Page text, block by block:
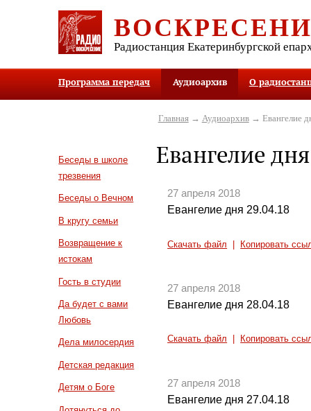
Радиостанция Екатеринбургской
Программа передач Аудиоархив О
Беседы в школе
трезвения
Беседы о Вечном
В кругу семьи
Возвращение к
истокам
Гость в студии
Да будет с вами
Любовь
Дела милосердия
Детская редакция
Детям о Боге
Главная→ Аудиоархив→ Евангелие
Евангелие дня
27 апреля 2018
Евангелие дня 29.04.18
Скачать файл Копировать
27 апреля 2018
Евангелие дня 28.04.18
Скачать файл Копировать
27 апреля 2018
Евангелие дня 27.04.18